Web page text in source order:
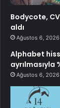
Bodycote,
aldı
Ağustos 6, 2026
Alphabet
ayrılmasıyla
Ağustos 6, 2026